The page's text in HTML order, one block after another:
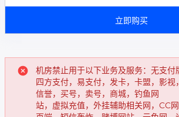
立即购买
机房禁止用于以下业务及服务：无支付
四方支付，易支付，发卡，卡盟，影视
信誉，买号，卖号，商城，钓鱼网
站，虚拟充值，外挂辅助相关网，CC